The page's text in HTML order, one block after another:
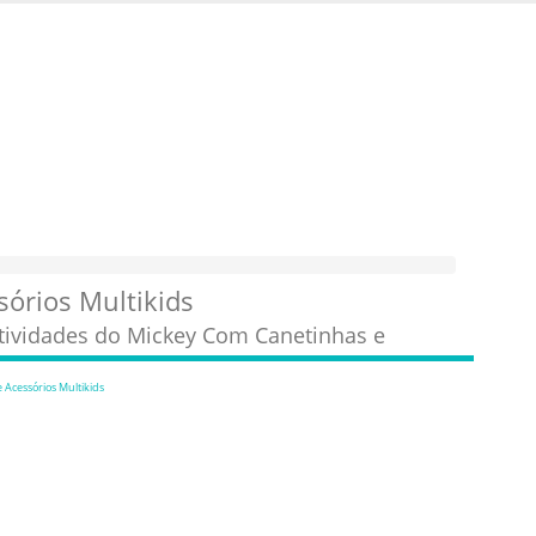
Multikids
do Mickey Com Canetinhas e
Multikids